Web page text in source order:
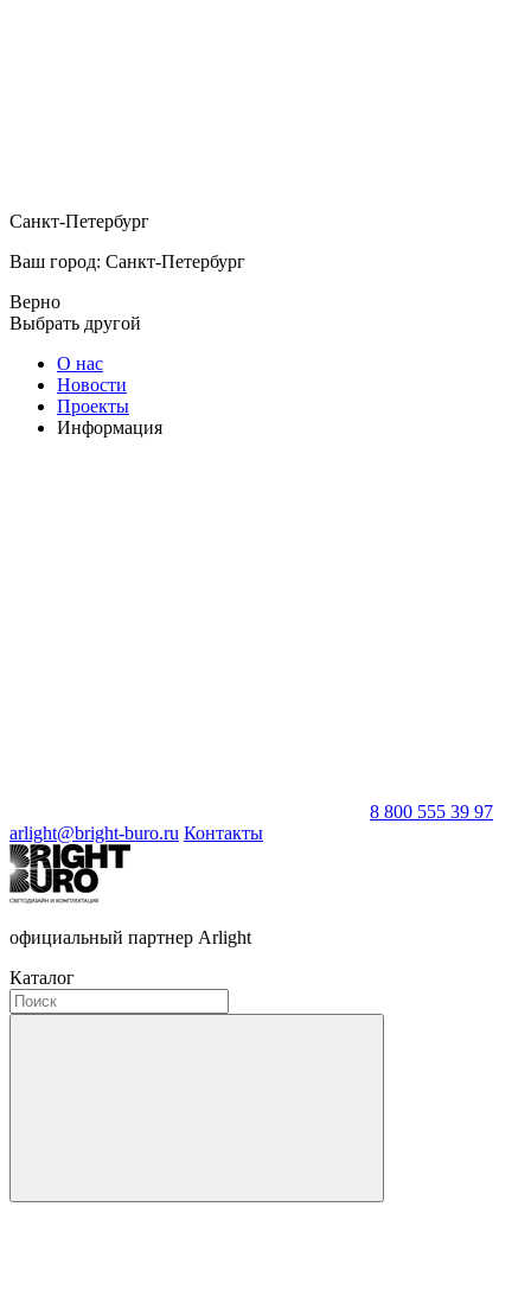
Санкт-Петербург
Ваш город: Санкт-Петербург
Верно
Выбрать другой
О нас
Новости
Проекты
Информация
8 800 555 39 97
arlight@bright-buro.ru Контакты
официальный партнер Arlight
Каталог